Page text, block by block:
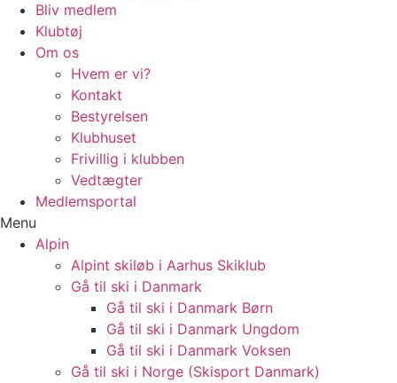
Bliv medlem
Klubtøj
Om os
Hvem er vi?
Kontakt
Bestyrelsen
Klubhuset
Frivillig i klubben
Vedtægter
Medlemsportal
Menu
Alpin
Alpint skiløb i Aarhus Skiklub
Gå til ski i Danmark
Gå til ski i Danmark Børn
Gå til ski i Danmark Ungdom
Gå til ski i Danmark Voksen
Gå til ski i Norge (Skisport Danmark)